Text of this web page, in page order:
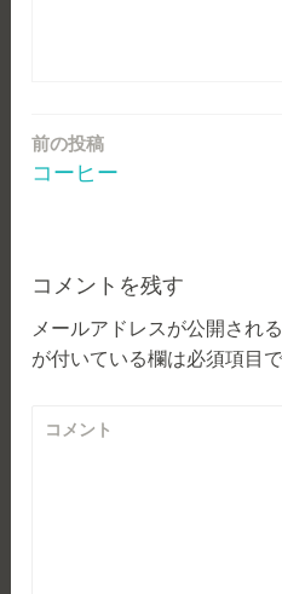
投
ビ
ゲ
ー
前の投稿
コーヒー
コメントを残す
メールアドレスが公開され
が付いている欄は必須項目
コメント